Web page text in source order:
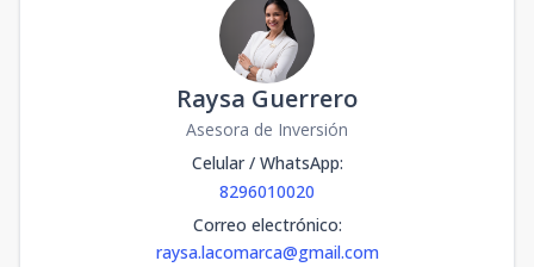
Raysa Guerrero
Asesora de Inversión
Celular / WhatsApp:
8296010020
Correo electrónico:
raysa.lacomarca@gmail.com